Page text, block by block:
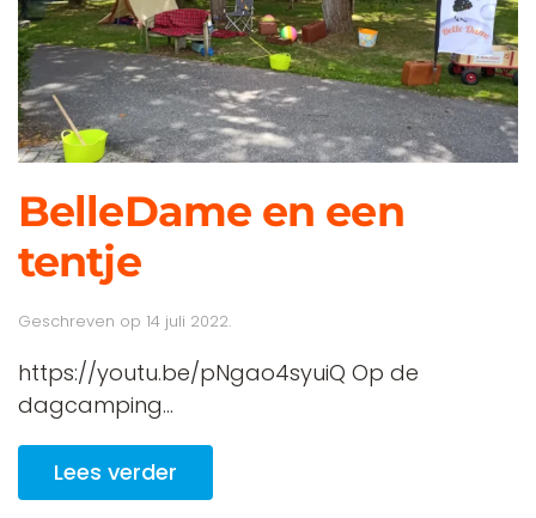
BelleDame en een
tentje
Geschreven op 14 juli 2022.
https://youtu.be/pNgao4syuiQ Op de
dagcamping...
Lees verder